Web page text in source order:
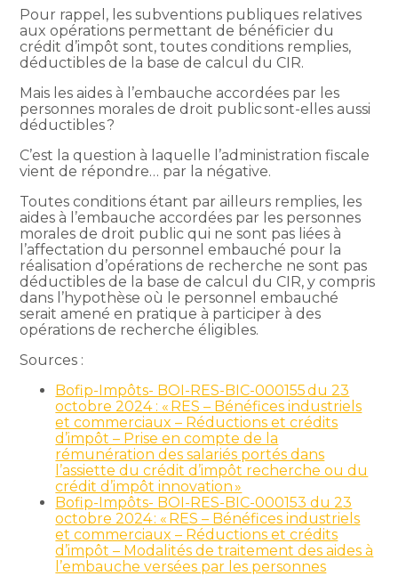
Pour rappel, les subventions publiques relatives
aux opérations permettant de bénéficier du
crédit d’impôt sont, toutes conditions remplies,
déductibles de la base de calcul du CIR.
Mais les aides à l’embauche accordées par les
personnes morales de droit public sont-elles aussi
déductibles ?
C’est la question à laquelle l’administration fiscale
vient de répondre… par la négative.
Toutes conditions étant par ailleurs remplies, les
aides à l’embauche accordées par les personnes
morales de droit public qui ne sont pas liées à
l’affectation du personnel embauché pour la
réalisation d’opérations de recherche ne sont pas
déductibles de la base de calcul du CIR, y compris
dans l’hypothèse où le personnel embauché
serait amené en pratique à participer à des
opérations de recherche éligibles.
Sources :
Bofip-Impôts- BOI-RES-BIC-000155 du 23
octobre 2024 : « RES – Bénéfices industriels
et commerciaux – Réductions et crédits
d’impôt – Prise en compte de la
rémunération des salariés portés dans
l’assiette du crédit d’impôt recherche ou du
crédit d’impôt innovation »
Bofip-Impôts- BOI-RES-BIC-000153 du 23
octobre 2024 : « RES – Bénéfices industriels
et commerciaux – Réductions et crédits
d’impôt – Modalités de traitement des aides à
l’embauche versées par les personnes